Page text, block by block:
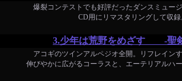
爆裂コンテストでも好評だったダンスミュージ
CD用にリマスタリングして収録
3.少年は荒野をめざす -聖
アコギのツインアルペジオ全開。リフレインす
伸びやかに広がるコーラスと、エーテリアルハ